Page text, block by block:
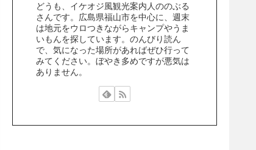
どうも、イケオジ風観光案内人ののぶる
さんです。広島県福山市を中心に、週末
は地元をウロつきながらキャンプやうま
いもんを探しています。のんびり読ん
で、気になった場所があればぜひ行って
みてください。ぼやき多めですが悪気は
ありません。